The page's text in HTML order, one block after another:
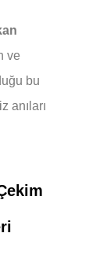
ve
bu
anıları